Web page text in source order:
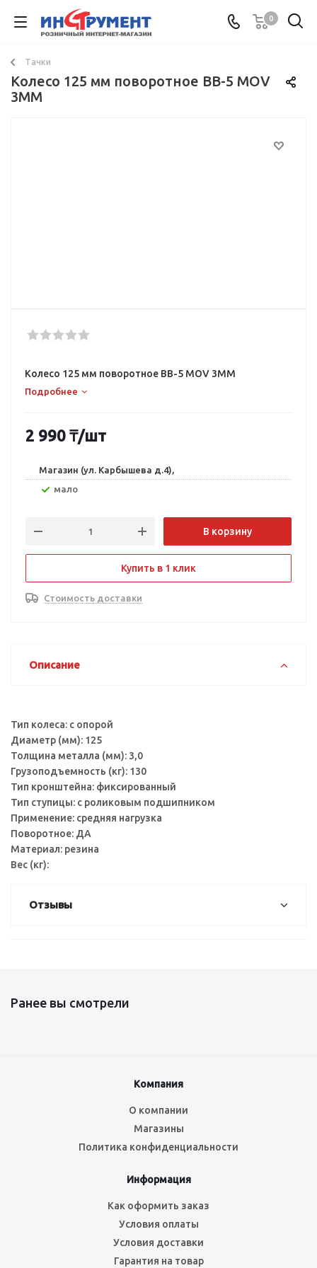
0
Тачки
Колесо 125 мм поворотное BB-5 MOV
3MM
Колесо 125 мм поворотное BB-5 MOV 3MM
Подробнее
2 990 ₸/шт
Магазин (ул. Карбышева д.4),
Мало
В корзину
Купить в 1 клик
Стоимость доставки
Описание
Тип колеса: с опорой
Диаметр (мм): 125
Толщина металла (мм): 3,0
Грузоподъемность (кг): 130
Тип кронштейна: фиксированный
Тип ступицы: с роликовым подшипником
Применение: средняя нагрузка
Поворотное: ДА
Материал: резина
Вес (кг):
Отзывы
Ранее вы смотрели
Компания
О компании
Магазины
Политика конфиденциальности
Информация
Как оформить заказ
Условия оплаты
Условия доставки
Гарантия на товар